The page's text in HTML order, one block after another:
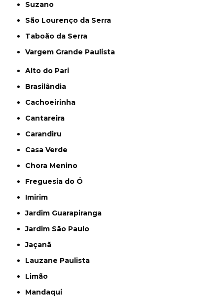
Suzano
São Lourenço da Serra
Taboão da Serra
Vargem Grande Paulista
Alto do Pari
Brasilândia
Cachoeirinha
Cantareira
Carandiru
Casa Verde
Chora Menino
Freguesia do Ó
Imirim
Jardim Guarapiranga
Jardim São Paulo
Jaçanã
Lauzane Paulista
Limão
Mandaqui